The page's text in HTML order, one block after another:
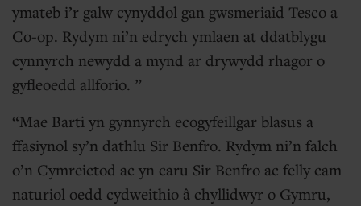
ymateb i’r galw cynyddol gan gwsmeriaid Tesco a
Co-op. Rydym ni’n edrych ymlaen at ddatblygu
cynnyrch newydd a mynd ar drywydd rhagor o
gyfleoedd allforio.
Mae Barti yn gynnyrch ecogyfeillgar blasus a
ffasiynol sy’n dathlu Sir Benfro. Rydym ni’n falch
o’n Cymreictod ac yn caru Sir Benfro ac felly cam
naturiol oedd cydweithio â chyllidwyr o Gymru,